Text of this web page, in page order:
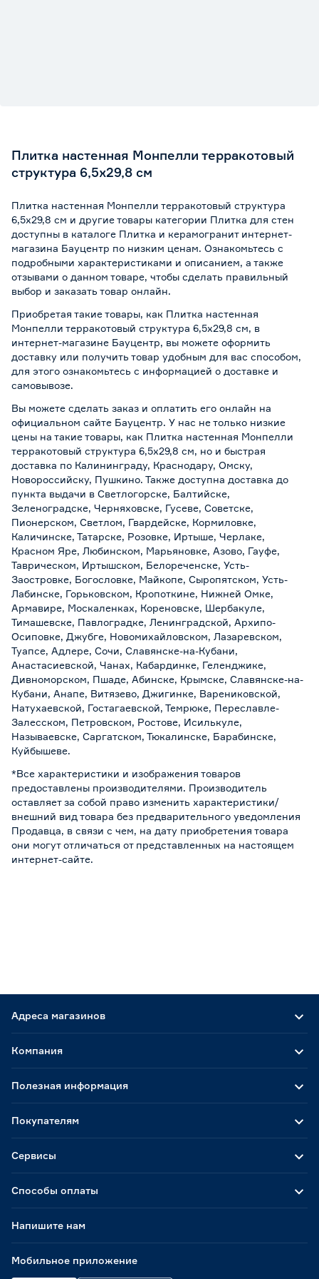
Плитка настенная Монпелли терракотовый
структура 6,5х29,8 см
Плитка настенная Монпелли терракотовый структура
6,5х29,8 см и другие товары категории Плитка для стен
доступны в каталоге Плитка и керамогранит интернет-
магазина Бауцентр по низким ценам. Ознакомьтесь с
подробными характеристиками и описанием, а также
отзывами о данном товаре, чтобы сделать правильный
выбор и заказать товар онлайн.
Приобретая такие товары, как Плитка настенная
Монпелли терракотовый структура 6,5х29,8 см, в
интернет-магазине Бауцентр, вы можете оформить
доставку или получить товар удобным для вас способом,
для этого ознакомьтесь с информацией о доставке и
самовывозе.
Вы можете сделать заказ и оплатить его онлайн на
официальном сайте Бауцентр. У нас не только низкие
цены на такие товары, как Плитка настенная Монпелли
терракотовый структура 6,5х29,8 см, но и быстрая
доставка по Калининграду, Краснодару, Омску,
Новороссийску, Пушкино. Также доступна доставка до
пункта выдачи в Светлогорске, Балтийске,
Зеленоградске, Черняховске, Гусеве, Советске,
Пионерском, Светлом, Гвардейске, Кормиловке,
Каличинске, Татарске, Розовке, Иртыше, Черлаке,
Красном Яре, Любинском, Марьяновке, Азово, Гауфе,
Таврическом, Иртышском, Белореченске, Усть-
Заостровке, Богословке, Майкопе, Сыропятском, Усть-
Лабинске, Горьковском, Кропоткине, Нижней Омке,
Армавире, Москаленках, Кореновске, Шербакуле,
Тимашевске, Павлоградке, Ленинградской, Архипо-
Осиповке, Джубге, Новомихайловском, Лазаревском,
Туапсе, Адлере, Сочи, Славянске-на-Кубани,
Анастасиевской, Чанах, Кабардинке, Геленджике,
Дивноморском, Пшаде, Абинске, Крымске, Славянске-на-
Кубани, Анапе, Витязево, Джигинке, Варениковской,
Натухаевской, Гостагаевской, Темрюке, Переславле-
Залесском, Петровском, Ростове, Исилькуле,
Называевске, Саргатском, Тюкалинске, Барабинске,
Куйбышеве.
*Все характеристики и изображения товаров
предоставлены производителями. Производитель
оставляет за собой право изменить характеристики/
внешний вид товара без предварительного уведомления
Продавца, в связи с чем, на дату приобретения товара
они могут отличаться от представленных на настоящем
интернет-сайте.
Адреса магазинов
Способы оплаты
Мобильное приложение
Компания
Полезная информация
Покупателям
Сервисы
Напишите нам